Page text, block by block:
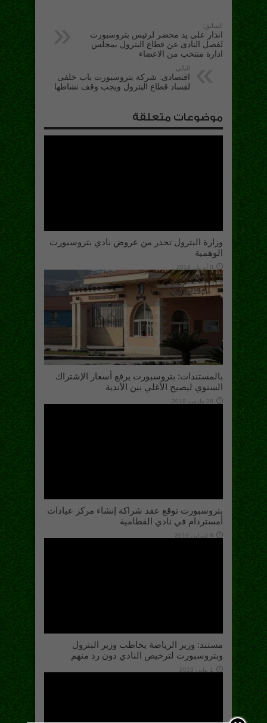
السابق:
انذار على يد محضر لرئيس بتروسبورت
لفصل النادى عن قطاع البترول بمجلس
ادارة منتخب من الاعضاء
التالي:
اقتصادى: شركة بتروسبورت باب خلفى
لفساد قطاع البترول ويجب وقف نشاطها
موضوعات متعلقة
وزارة البترول تحذر من عروض نادي بتروسبورت
الوهمية
8 أبريل، 2019
بالمستندات: بتروسبورت يرفع أسعار الإشتراك
السنوي ليصبح الأغلي بين الأندية
26 مارس، 2019
بتروسبورت توقع عقد شراكة إنشاء مركز عيادات
أمستردام في نادي القطامية
8 فبراير، 2019
مستند: وزير الرياضة يخاطب وزير البترول
وبتروسبورت لترخيص النادي دون رد منهم
1 يناير، 2019